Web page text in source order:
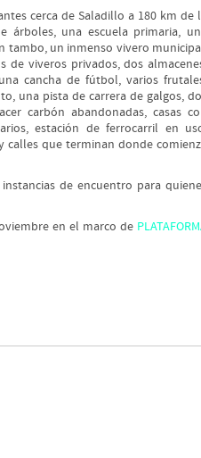
cerca de Saladillo a 180 km de
árboles, una escuela primaria,
tambo, un inmenso vivero
de viveros privados, dos
cancha de fútbol, varios
una pista de carrera de galgos,
carbón abandonadas, casas
estación de ferrocarril en
calles que terminan donde
de encuentro para
en el marco de